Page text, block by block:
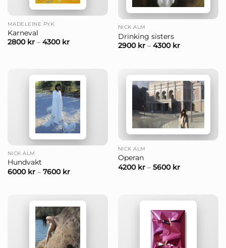
MADELEINE PYK
Karneval
2800 kr– 4300 kr
NICK ALM
Drinking sisters
2900 kr– 4300 kr
NICK ALM
Hundvakt
6000 kr– 7600 kr
NICK ALM
Operan
4200 kr– 5600 kr